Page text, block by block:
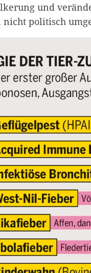
und
nicht politisch